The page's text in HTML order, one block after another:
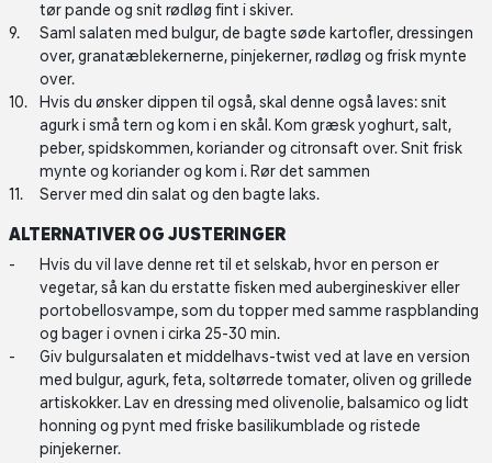
tør pande og snit rødløg fint i skiver.
Saml salaten med bulgur, de bagte søde kartofler, dressingen
over, granatæblekernerne, pinjekerner, rødløg og frisk mynte
over.
Hvis du ønsker dippen til også, skal denne også laves: snit
agurk i små tern og kom i en skål. Kom græsk yoghurt, salt,
peber, spidskommen, koriander og citronsaft over. Snit frisk
mynte og koriander og kom i. Rør det sammen
Server med din salat og den bagte laks.
ALTERNATIVER OG JUSTERINGER
Hvis du vil lave denne ret til et selskab, hvor en person er
vegetar, så kan du erstatte fisken med aubergineskiver eller
portobellosvampe, som du topper med samme raspblanding
og bager i ovnen i cirka 25-30 min.
Giv bulgursalaten et middelhavs-twist ved at lave en version
med bulgur, agurk, feta, soltørrede tomater, oliven og grillede
artiskokker. Lav en dressing med olivenolie, balsamico og lidt
honning og pynt med friske basilikumblade og ristede
pinjekerner.